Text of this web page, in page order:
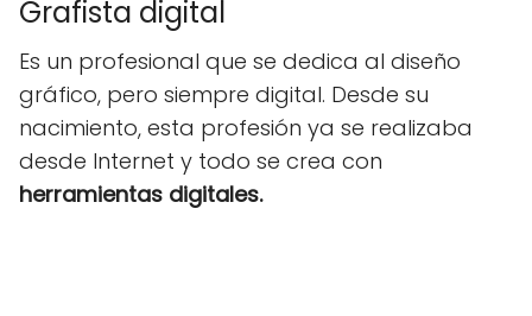
Grafista digital
Es un profesional que se dedica al diseño
gráfico, pero siempre digital. Desde su
nacimiento, esta profesión ya se realizaba
desde Internet y todo se crea con
herramientas digitales.